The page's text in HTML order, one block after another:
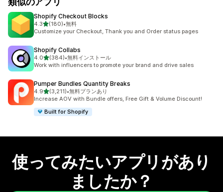
Shopify Checkout Blocks
4.35つ星中
(180)
合計レビュー数：180件
•無料
Customize your Checkout, Thank you and Order status pages
Shopify Collabs
4.05つ星中
(384)
合計レビュー数：384件
•無料インストール
Work with influencers to promote your brand and drive sales
Pumper Bundles Quantity Breaks
4.95つ星中
(3,211)
合計レビュー数：3211件
•無料プランあり
Increase AOV with Bundle offers, Free Gift & Volume Discount!
Built for Shopify
使ってみたいアプリがあり
ましたか？